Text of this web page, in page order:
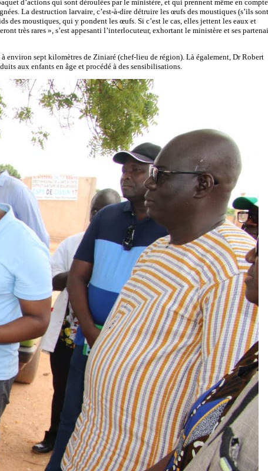
d’actions qui sont déroulées par le ministère, et qui prennent même en
La destruction larvaire, c’est-à-dire détruire les œufs des moustiques (s’ils sont
des moustiques, qui y pondent les œufs. Si c’est le cas, elles jettent les eaux et
très rares », s’est appesanti l’interlocuteur, exhortant le ministère et ses
environ sept kilomètres de Ziniaré (chef-lieu de région). Là également, Dr Robert
aux enfants en âge et procédé à des sensibilisations.